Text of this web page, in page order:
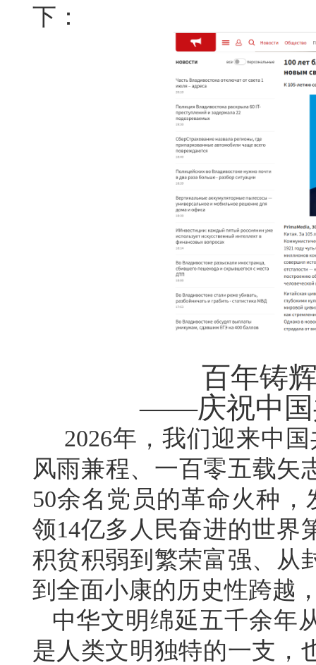
下：
百年铸
——庆祝中国
2026年，我们迎来中
风雨兼程、一百零五载矢
50余名党员的革命火种
领14亿多人民奋进的世界
积贫积弱到繁荣富强、从
到全面小康的历史性跨越
中华文明绵延五千余年
是人类文明独特的一支，